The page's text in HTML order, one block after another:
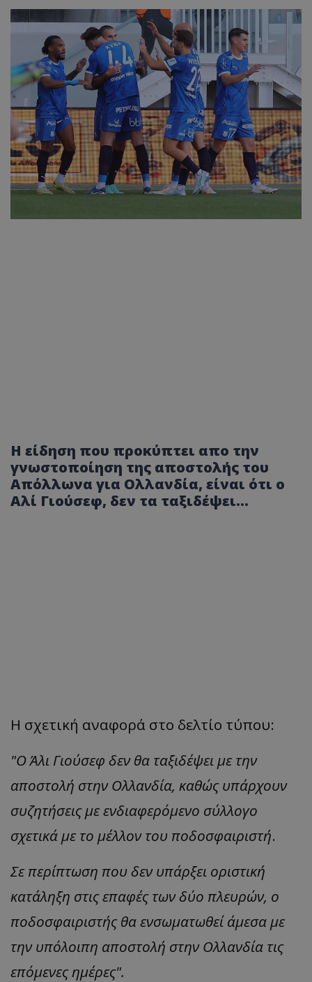
Η είδηση που προκύπτει απο την
γνωστοποίηση της αποστολής του
Απόλλωνα για Ολλανδία, είναι ότι ο
Αλί Γιούσεφ, δεν τα ταξιδέψει...
H σχετική αναφορά στο δελτίο τύπου:
"Ο Άλι Γιούσεφ δεν θα ταξιδέψει με την
αποστολή στην Ολλανδία, καθώς υπάρχουν
συζητήσεις με ενδιαφερόμενο σύλλογο
σχετικά με το μέλλον του ποδοσφαιριστή.
Σε περίπτωση που δεν υπάρξει οριστική
κατάληξη στις επαφές των δύο πλευρών, ο
ποδοσφαιριστής θα ενσωματωθεί άμεσα με
την υπόλοιπη αποστολή στην Ολλανδία τις
επόμενες ημέρες".